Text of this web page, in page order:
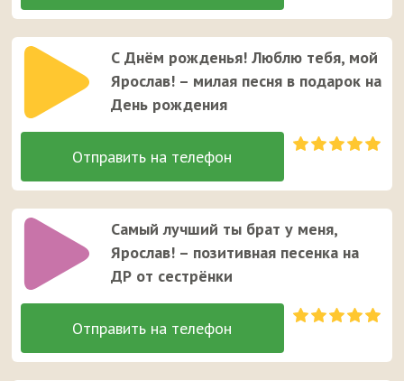
С Днём рожденья! Люблю тебя, мой
Ярослав! – милая песня в подарок на
День рождения
Самый лучший ты брат у меня,
Ярослав! – позитивная песенка на
ДР от сестрёнки